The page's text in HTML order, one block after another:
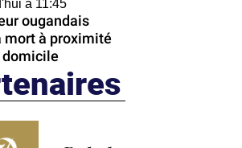
à 11:45
ougandais
mort à proximité
domicile